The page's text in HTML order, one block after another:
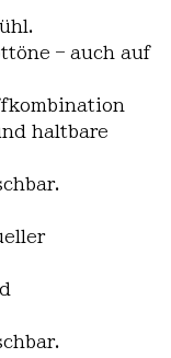
– auch auf
haltbare